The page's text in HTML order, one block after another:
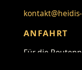
ANFAHRT
Für die